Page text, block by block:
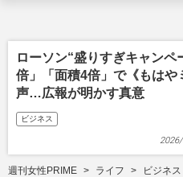
ローソン“盛りすぎキャン
倍」「面積4倍」で《もはや
声…広報が明かす真意
ビジネス
週刊女性PRIME ライフ ビジネス